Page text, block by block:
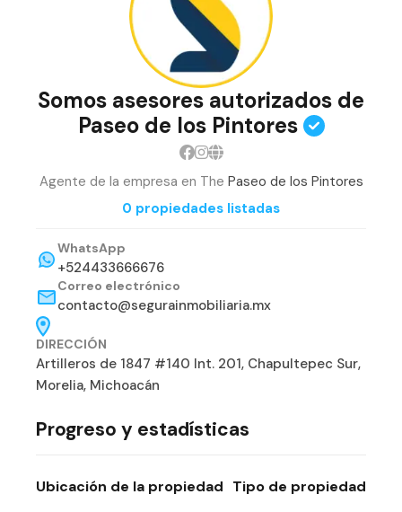
Somos asesores autorizados de
Paseo de los Pintores
Agente de la empresa en The Paseo de los Pintores
0 propiedades listadas
WhatsApp
+524433666676
Correo electrónico
contacto@segurainmobiliaria.mx
DIRECCIÓN
Artilleros de 1847 #140 Int. 201, Chapultepec Sur,
Morelia, Michoacán
Progreso y estadísticas
Ubicación de la propiedad Tipo de propiedad